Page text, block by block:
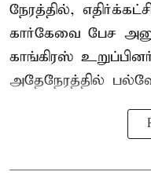
நேரத்தில்,
கார்கேவை பேச
காங்கிரஸ்
அதேநேரத்தில்